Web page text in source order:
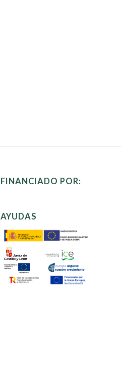
FINANCIADO POR:
AYUDAS